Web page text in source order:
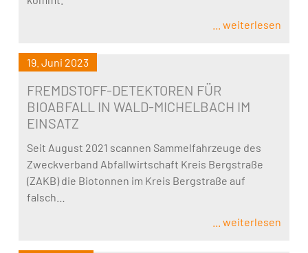
... weiterlesen
19. Juni 2023
FREMDSTOFF-DETEKTOREN FÜR
BIOABFALL IN WALD-MICHELBACH IM
EINSATZ
Seit August 2021 scannen Sammelfahrzeuge des
Zweckverband Abfallwirtschaft Kreis Bergstraße
(ZAKB) die Biotonnen im Kreis Bergstraße auf
falsch…
... weiterlesen